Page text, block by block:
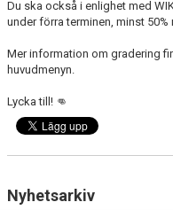
Du ska också i enlighet med
under förra terminen, minst
Mer information om gradering
huvudmenyn.
Lycka till! 👊
Nyhetsarkiv